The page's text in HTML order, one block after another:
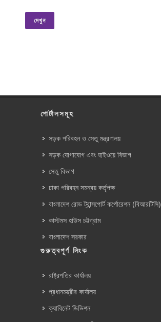
দেখুন
পোর্টালসমূহ
সড়ক পরিবহন ও সেতু মন্ত্রণালয়
সড়ক যোগাযোগ এবং হাইওয়ে বিভাগ
সেতু বিভাগ
ঢাকা পরিবহন সমন্বয় কর্তৃপক্ষ
বাংলাদেশ রোড ট্রান্সপোর্ট কর্পোরেশন (বিআরটিসি)
কাস্টমস হাউস চট্টগ্রাম
বাংলাদেশ সরকার
গুরুত্বপূর্ণ লিংক
রাষ্ট্রপতির কার্যালয়
প্রধানমন্ত্রীর কার্যালয়
ক্যাবিনেট ডিভিশন